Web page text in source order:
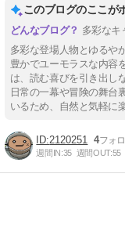
このブログのここが
多彩なキ
多彩な登場人物とゆるや
豊かでユーモラスな内容
は、読む喜びを引き出し
日常の一幕や冒険の舞台
いるため、自然と気軽に
2120251 4
週間IN:35 週間OUT:55